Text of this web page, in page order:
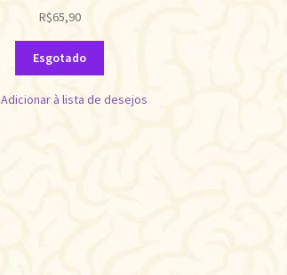
R$65,90
Esgotado
Adicionar à lista de desejos